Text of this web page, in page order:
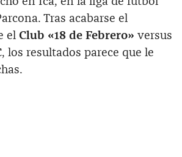
Tras acabarse el
el Club «18 de Febrero» versus
, los resultados parece que le